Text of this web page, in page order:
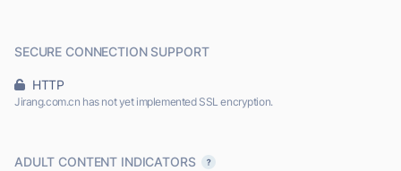
SECURE CONNECTION SUPPORT
HTTP
Jirang.com.cn has not yet implemented SSL encryption.
ADULT CONTENT INDICATORS